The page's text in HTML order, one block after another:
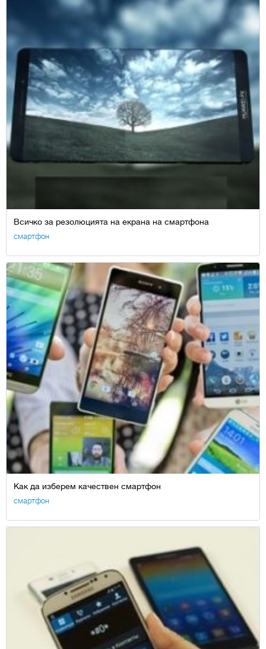
Всичко за резолюцията на екрана на смартфона
смартфон
Как да изберем качествен смартфон
смартфон